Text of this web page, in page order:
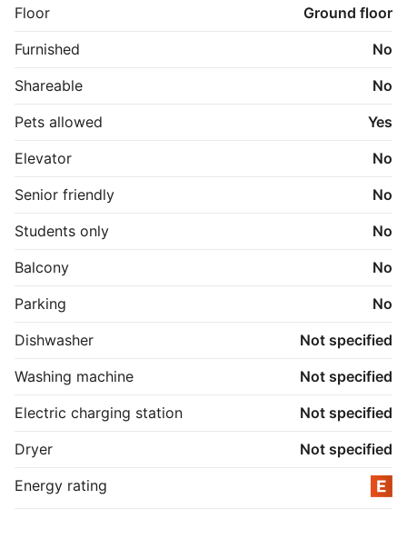
man passer på hinanden og respekterer en rolig
ærlig og ordentlig dialog med mine lejere, så du altid
cykelskur og kælderrum.
Floor
Ground floor
Furnished
No
Shareable
No
Pets allowed
Yes
Elevator
No
Senior friendly
No
Students only
No
Balcony
No
Parking
No
Dishwasher
Not specified
Washing machine
Not specified
Electric charging station
Not specified
Dryer
Not specified
Energy rating